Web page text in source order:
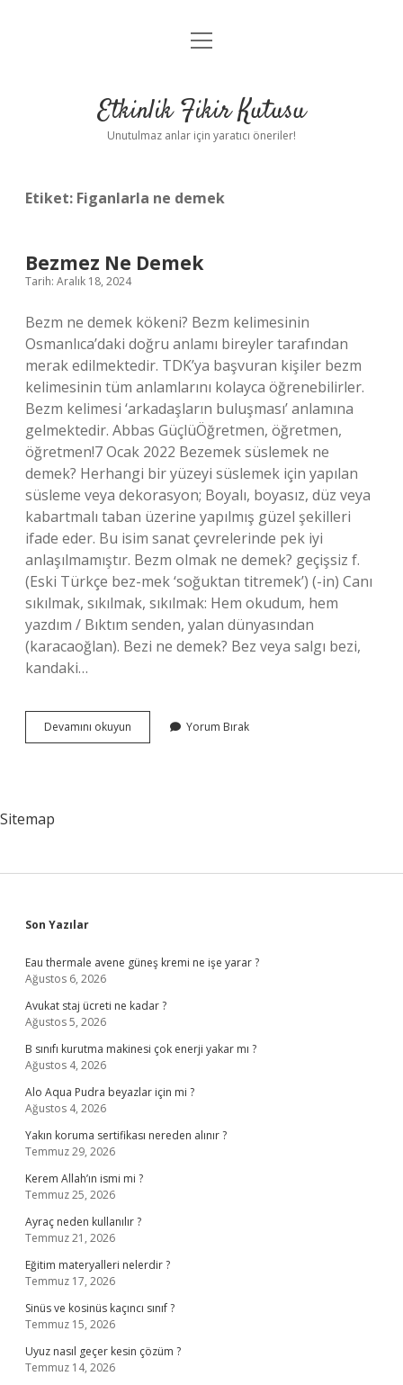
Anasayfa
Yasal Uyarı
menüyü
Etkinlik Fikir Kutusu
Unutulmaz anlar için yaratıcı öneriler!
Etiket: Figanlarla ne demek
Bezmez Ne Demek
Tarih: Aralık 18, 2024
Bezm ne demek kökeni? Bezm kelimesinin
Osmanlıca’daki doğru anlamı bireyler tarafından
merak edilmektedir. TDK’ya başvuran kişiler bezm
kelimesinin tüm anlamlarını kolayca öğrenebilirler.
Bezm kelimesi ‘arkadaşların buluşması’ anlamına
gelmektedir. Abbas GüçlüÖğretmen, öğretmen,
öğretmen!7 Ocak 2022 Bezemek süslemek ne
demek? Herhangi bir yüzeyi süslemek için yapılan
süsleme veya dekorasyon; Boyalı, boyasız, düz veya
kabartmalı taban üzerine yapılmış güzel şekilleri
ifade eder. Bu isim sanat çevrelerinde pek iyi
anlaşılmamıştır. Bezm olmak ne demek? geçişsiz f.
(Eski Türkçe bez-mek ‘soğuktan titremek’) (-in) Canı
sıkılmak, sıkılmak, sıkılmak: Hem okudum, hem
yazdım / Bıktım senden, yalan dünyasından
(karacaoğlan). Bezi ne demek? Bez veya salgı bezi,
kandaki…
Devamını okuyun Bezmez
Ne
Yorum Bırak
Sitemap
Sidebar
Son Yazılar
Eau thermale avene güneş kremi ne işe yarar ?
Ağustos 6, 2026
Avukat staj ücreti ne kadar ?
Ağustos 5, 2026
B sınıfı kurutma makinesi çok enerji yakar mı ?
Ağustos 4, 2026
Alo Aqua Pudra beyazlar için mi ?
Ağustos 4, 2026
Yakın koruma sertifikası nereden alınır ?
Temmuz 29, 2026
Kerem Allah’ın ismi mi ?
Temmuz 25, 2026
Ayraç neden kullanılır ?
Temmuz 21, 2026
Eğitim materyalleri nelerdir ?
Temmuz 17, 2026
Sinüs ve kosinüs kaçıncı sınıf ?
Temmuz 15, 2026
Uyuz nasıl geçer kesin çözüm ?
Temmuz 14, 2026